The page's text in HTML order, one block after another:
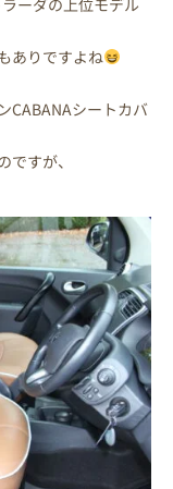
ありですよね
CABANAシートカバ
すが、